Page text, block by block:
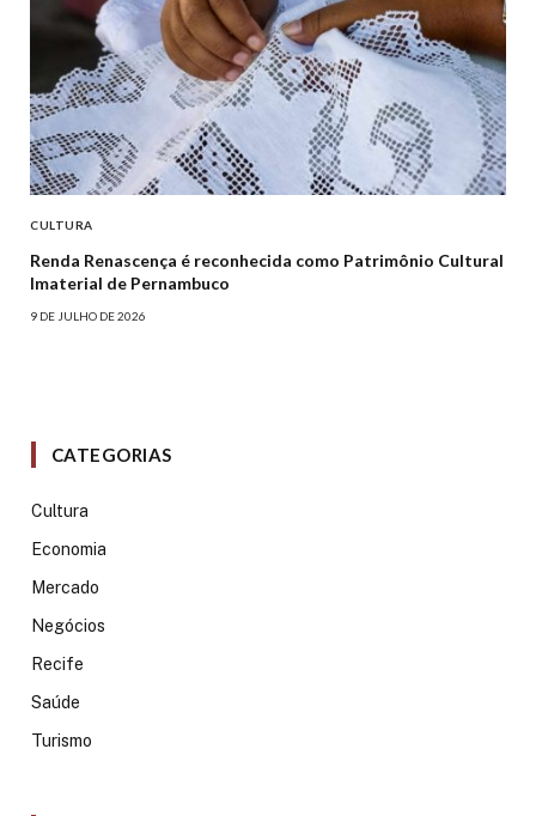
CULTURA
Renda Renascença é reconhecida como Patrimônio Cultural
Imaterial de Pernambuco
9 DE JULHO DE 2026
CATEGORIAS
Cultura
Economia
Mercado
Negócios
Recife
Saúde
Turismo